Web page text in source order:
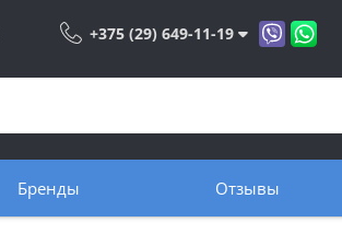
+375 (29) 649-11-19
Бренды Отзывы